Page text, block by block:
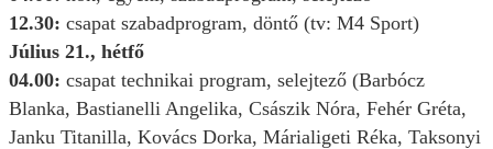
12.30: csapat szabadprogram, döntő (tv: M4 Sport)
Július 21., hétfő
04.00: csapat technikai program, selejtező (Barbócz
Blanka, Bastianelli Angelika, Császik Nóra, Fehér Gréta,
Janku Titanilla, Kovács Dorka, Márialigeti Réka, Taksonyi